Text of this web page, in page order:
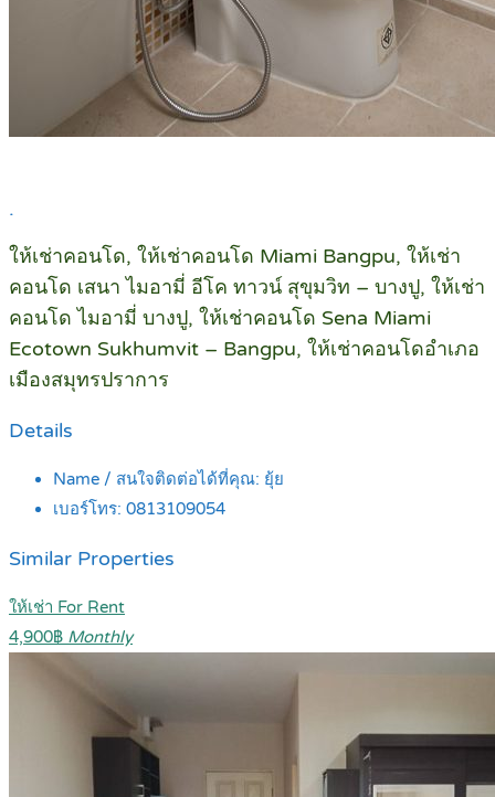
.
ให้เช่าคอนโด, ให้เช่าคอนโด Miami Bangpu, ให้เช่า
คอนโด เสนา ไมอามี่ อีโค ทาวน์ สุขุมวิท – บางปู, ให้เช่า
คอนโด ไมอามี่ บางปู, ให้เช่าคอนโด Sena Miami
Ecotown Sukhumvit – Bangpu, ให้เช่าคอนโดอำเภอ
เมืองสมุทรปราการ
Details
Name / สนใจติดต่อได้ที่คุณ: ยุ้ย
เบอร์โทร: 0813109054
Similar Properties
ให้เช่า For Rent
4,900฿ Monthly